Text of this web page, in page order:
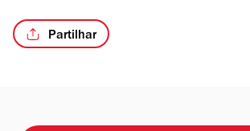
Partilhar